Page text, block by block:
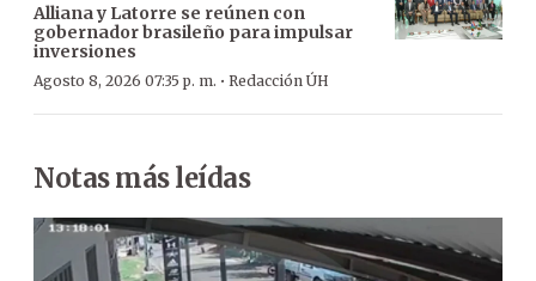
Alliana y Latorre se reúnen con
gobernador brasileño para impulsar
inversiones
Agosto 8, 2026 07:35 p. m. · Redacción ÚH
Notas más leídas